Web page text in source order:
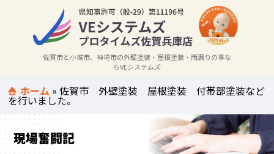
佐賀市と小城市、神埼市の外壁塗装・屋根塗装・雨漏りの事な
らVEシステムズ
ホーム »佐賀市 外壁塗装 屋根塗装 付帯部塗装など
を行いました。
現場奮闘記